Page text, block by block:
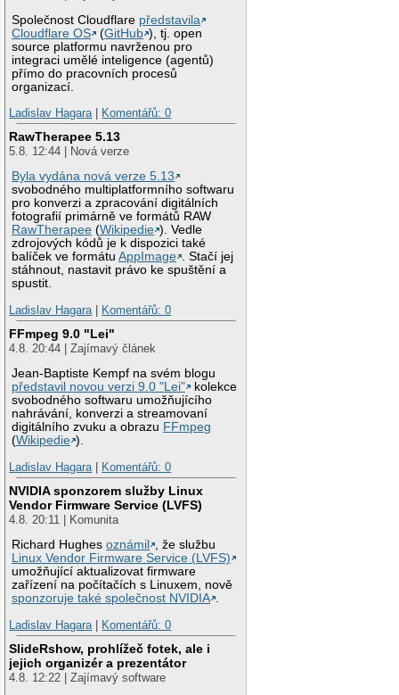
Společnost Cloudflare představila
Cloudflare OS
(GitHub ), tj. open
source platformu navrženou pro
integraci umělé inteligence (agentů)
přímo do pracovních procesů
organizací.
Ladislav Hagara| Komentářů: 0
RawTherapee 5.13
5.8. 12:44 | Nová verze
Byla vydána nová verze 5.13
svobodného multiplatformního softwaru
pro konverzi a zpracování digitálních
fotografií primárně ve formátů RAW
RawTherapee (Wikipedie ). Vedle
zdrojových kódů je k dispozici také
balíček ve formátuAppImage . Stačí jej
stáhnout, nastavit právo ke spuštění a
spustit.
Ladislav Hagara| Komentářů: 0
FFmpeg 9.0 "Lei"
4.8. 20:44 | Zajímavý článek
Jean-Baptiste Kempf na svém blogu
představil novou verzi 9.0 "Lei"
kolekce
svobodného softwaru umožňujícího
nahrávání, konverzi a streamovaní
digitálního zvuku a obrazu FFmpeg
(Wikipedie ).
Ladislav Hagara| Komentářů: 0
NVIDIA sponzorem služby Linux
Vendor Firmware Service (LVFS)
4.8. 20:11 | Komunita
Richard Hughesoznámil
, že službu
Linux Vendor Firmware Service (LVFS)
umožňující aktualizovat firmware
zařízení na počítačích s Linuxem, nově
sponzoruje také společnost NVIDIA .
Ladislav Hagara| Komentářů: 0
SlideRshow, prohlížeč fotek, ale i
jejich organizér a prezentátor
4.8. 12:22 | Zajímavý software